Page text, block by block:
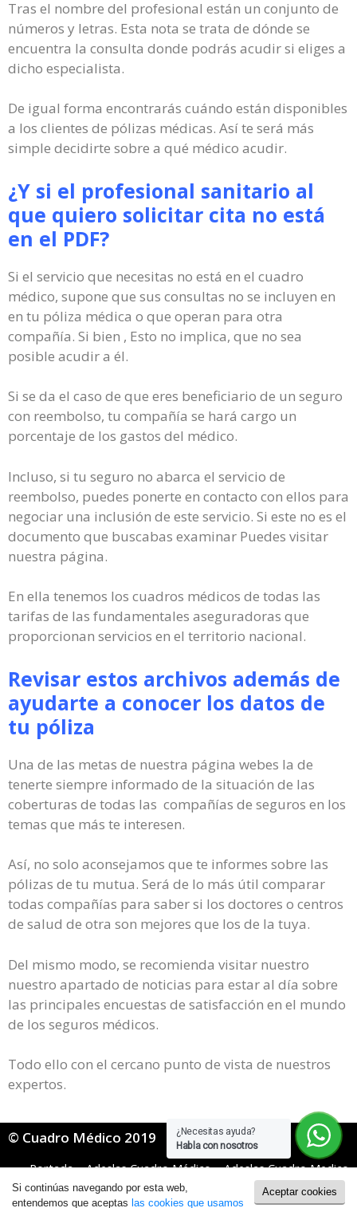
¿Necesitas ayuda?
Habla con nosotros
Tras el nombre del profesional están un conjunto de
números y letras. Esta nota se trata de dónde se
encuentra la consulta donde podrás acudir si eliges a
dicho especialista.
De igual forma encontrarás cuándo están disponibles
a los clientes de pólizas médicas. Así te será más
simple decidirte sobre a qué médico acudir.
¿Y si el profesional sanitario al
que quiero solicitar cita no está
en el PDF?
Si el servicio que necesitas no está en el cuadro
médico, supone que sus consultas no se incluyen en
en tu póliza médica o que operan para otra
compañía. Si bien , Esto no implica, que no sea
posible acudir a él.
Si se da el caso de que eres beneficiario de un seguro
con reembolso, tu compañía se hará cargo un
porcentaje de los gastos del médico.
Incluso, si tu seguro no abarca el servicio de
reembolso, puedes ponerte en contacto con ellos para
negociar una inclusión de este servicio. Si este no es el
documento que buscabas examinar Puedes visitar
nuestra página.
En ella tenemos los cuadros médicos de todas las
tarifas de las fundamentales aseguradoras que
proporcionan servicios en el territorio nacional.
Revisar estos archivos además de
ayudarte a conocer los datos de
tu póliza
Una de las metas de nuestra página webes la de
tenerte siempre informado de la situación de las
coberturas de todas las compañías de seguros en los
temas que más te interesen.
Así, no solo aconsejamos que te informes sobre las
pólizas de tu mutua. Será de lo más útil comparar
todas compañías para saber si los doctores o centros
de salud de otra son mejores que los de la tuya.
Del mismo modo, se recomienda visitar nuestro
nuestro apartado de noticias para estar al día sobre
las principales encuestas de satisfacción en el mundo
de los seguros médicos.
Todo ello con el cercano punto de vista de nuestros
expertos.
© Cuadro Médico 2019
Portada»Adeslas Cuadro Médico»Adeslas Cuadro Medico
Basico»Adeslas Básico cuadro medico Lugo
Política de Cookies|Política de Privacidad
Aceptar cookies
Si continúas navegando por esta web,
entendemos que aceptas las cookies que usamos